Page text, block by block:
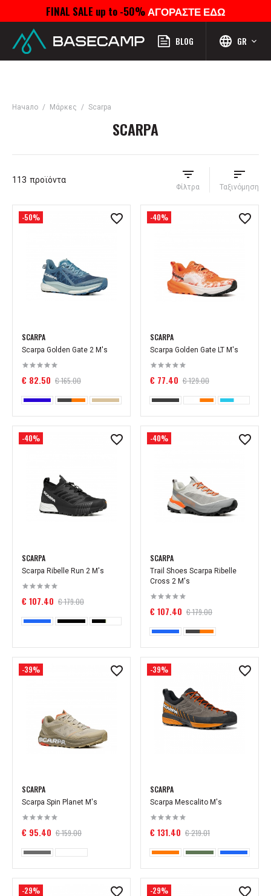
FINAL SALE up to -50%ΑΓΟΡΑΣΤΕ ΕΔΩ
BLOG GR
Начало Μάρκες Scarpa
SCARPA
113 προϊόντα
Φίλτρα Ταξινόμηση
-50%
SCARPA
Scarpa Golden Gate 2 M's
€ 82.50 € 165.00
-40%
SCARPA
Scarpa Golden Gate LT M's
€ 77.40 € 129.00
-40%
SCARPA
Scarpa Ribelle Run 2 M's
€ 107.40 € 179.00
-40%
SCARPA
Trail Shoes Scarpa Ribelle
Cross 2 M's
€ 107.40 € 179.00
-39%
SCARPA
Scarpa Spin Planet M's
€ 95.40 € 159.00
-39%
SCARPA
Scarpa Mescalito M's
€ 131.40 € 219.01
-29% -29%